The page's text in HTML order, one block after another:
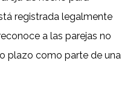
registrada legalmente
a las parejas no
plazo como parte de una